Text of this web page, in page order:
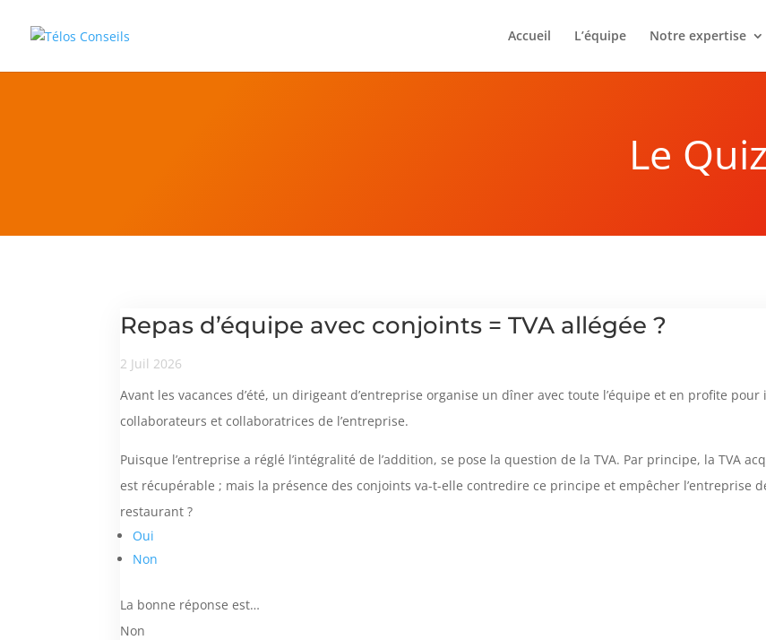
Accueil L’équipe Notre expertise
Le
Repas d’équipe avec conjoints = TVA allégée ?
2 Juil 2026
Avant les vacances d’été, un dirigeant d’entreprise organise un dîner avec toute l’équipe et en profite
collaborateurs et collaboratrices de l’entreprise.
Puisque l’entreprise a réglé l’intégralité de l’addition, se pose la question de la TVA. Par principe, la TVA
est récupérable ; mais la présence des conjoints va-t-elle contredire ce principe et empêcher l’entreprise
restaurant ?
Oui
Non
La bonne réponse est…
Non